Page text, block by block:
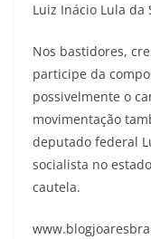
Luiz Inácio Lula da
Nos bastidores,
participe da
possivelmente o
movimentação
deputado federal
socialista no
cautela.